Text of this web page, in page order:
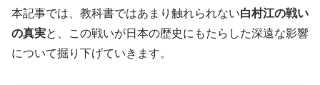
本記事では、教科書ではあまり触れられない白村江の戦い
の真実と、この戦いが日本の歴史にもたらした深遠な影響
について掘り下げていきます。